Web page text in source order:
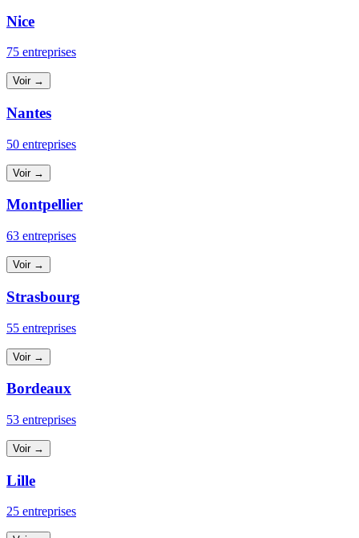
Nice
75 entreprises
Voir →
Nantes
50 entreprises
Voir →
Montpellier
63 entreprises
Voir →
Strasbourg
55 entreprises
Voir →
Bordeaux
53 entreprises
Voir →
Lille
25 entreprises